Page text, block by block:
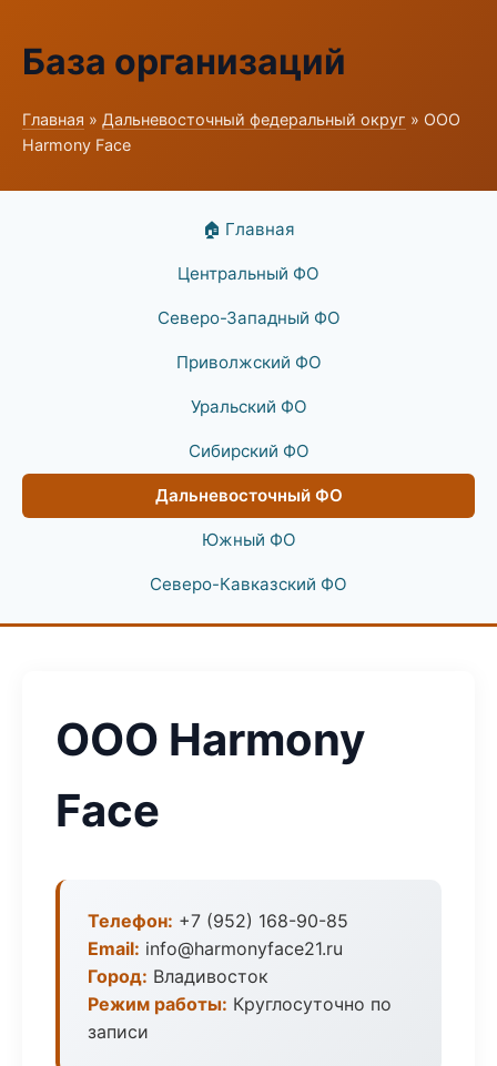
База организаций
Главная » Дальневосточный федеральный округ » ООО
Harmony Face
🏠 Главная
Центральный ФО
Северо-Западный ФО
Приволжский ФО
Уральский ФО
Сибирский ФО
Дальневосточный ФО
Южный ФО
Северо-Кавказский ФО
ООО Harmony
Face
Телефон: +7 (952) 168-90-85
Email: info@harmonyface21.ru
Город: Владивосток
Режим работы: Круглосуточно по
записи